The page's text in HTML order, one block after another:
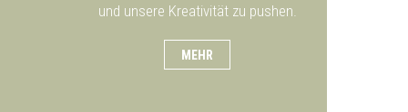
und unsere Kreativität zu pushen.
MEHR